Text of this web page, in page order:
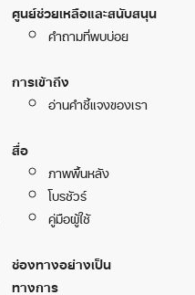
ศูนย์ช่วยเหลือและสนับสนุน
คำถามที่พบบ่อย
การเข้าถึง
อ่านคำชี้แจงของเรา
สื่อ
ภาพพื้นหลัง
โบรชัวร์
คู่มือผู้ใช้
ช่องทางอย่างเป็น
ทางการ